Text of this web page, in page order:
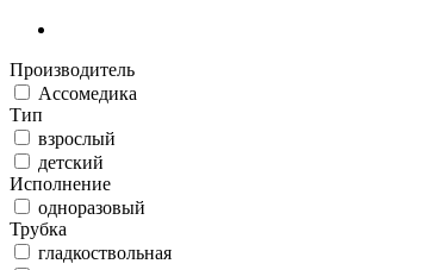
Производитель
Ассомедика
Тип
взрослый
детский
Исполнение
одноразовый
Трубка
гладкоствольная